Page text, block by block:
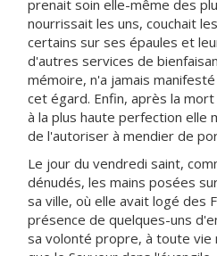
prenait soin elle-même des
nourrissait les uns, couchait
certains sur ses épaules et
d'autres services de
mémoire, n'a jamais
cet égard. Enfin, après la
à la plus haute perfection elle
de l'autoriser à mendier de
Le jour du vendredi saint,
dénudés, les mains posées
sa ville, où elle avait logé des
présence de quelques-uns
sa volonté propre, à toute vie